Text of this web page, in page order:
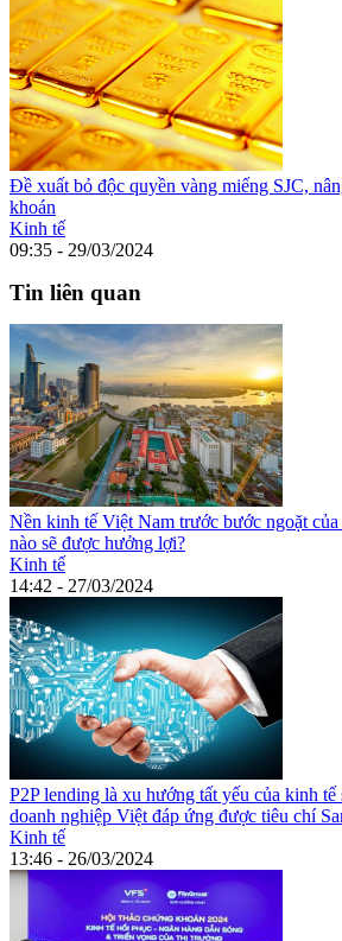
Đề xuất bỏ độc quyền vàng miếng SJC,
khoán
Kinh tế
09:35 - 29/03/2024
Tin liên quan
Nền kinh tế Việt Nam trước bước ngoặt
nào sẽ được hưởng lợi?
Kinh tế
14:42 - 27/03/2024
P2P lending là xu hướng tất yếu của kinh
doanh nghiệp Việt đáp ứng được tiêu chí
Kinh tế
13:46 - 26/03/2024